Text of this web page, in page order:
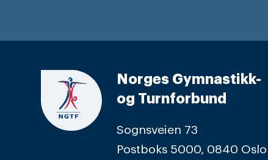
Norges Gymnastikk-
og Turnforbund
Sognsveien 73
Postboks 5000, 0840 Oslo